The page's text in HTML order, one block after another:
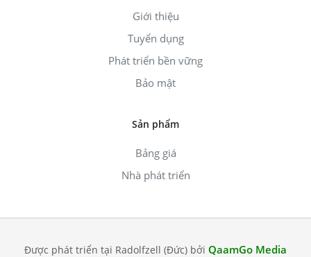
Giới thiệu
Tuyển dụng
Phát triển bền vững
Bảo mật
Sản phẩm
Bảng giá
Nhà phát triển
Được phát triển tại Radolfzell (Đức) bởi QaamGo Media